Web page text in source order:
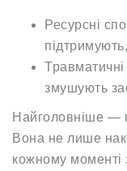
Ресурсні
змушують
Найголовніше —
Вона не лише
кожному моменті